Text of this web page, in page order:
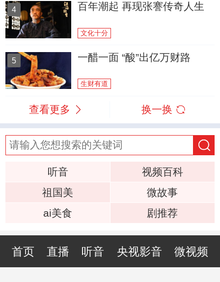
4 百年潮起 再现张謇传奇人生
文化十分
5 一醋一面 “酸”出亿万财路
生财有道
查看更多 换一换
听音
视频百科
祖国美
微故事
ai美食
剧推荐
首页 直播 听音 央视影音 微视频